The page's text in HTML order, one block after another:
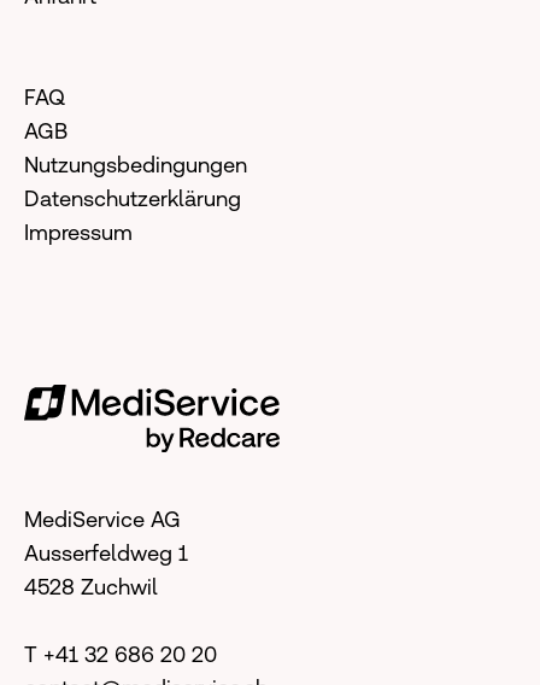
FAQ
AGB
Nutzungsbedingungen
Datenschutzerklärung
Impressum
MediService AG
Ausserfeldweg 1
4528 Zuchwil
T +41 32 686 20 20